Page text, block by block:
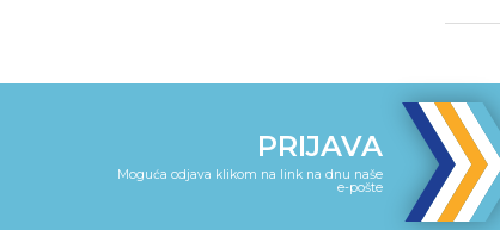
PRIJAVA
Moguća odjava klikom na link na dnu naše
e-pošte